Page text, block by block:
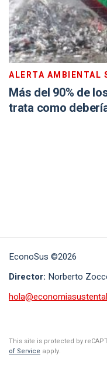
ALERTA AMBIENTAL
Más del 90% de
trata como
EconoSus ©2026
Director: Norberto
This site is protected by
of Service apply.